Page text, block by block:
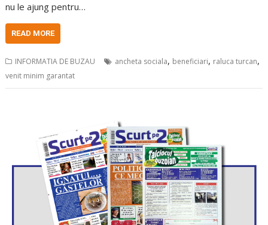
nu le ajung pentru…
READ MORE
INFORMATIA DE BUZAU ancheta sociala, beneficiari, raluca turcan,
venit minim garantat